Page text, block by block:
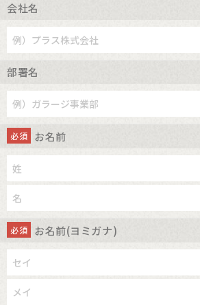
会社名
部署名
必須 お名前
必須 お名前(ヨミガナ)